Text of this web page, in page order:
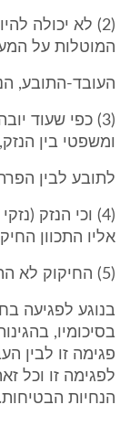
(2) לא יכולה
המוטלות על
העובד-התובע,
(3) כפי שעוד
ומשפטי בין
לתובע לבין
(4) וכי הנזק
אליו התכוון
(5) החיקוק לא התכוון לשלול תרופה נזיקית.
בנוגע לפגיעה
בסיכומיו,
פגימה זו לבין
לפגימה זו וכל
הנחיות הבטיחות.